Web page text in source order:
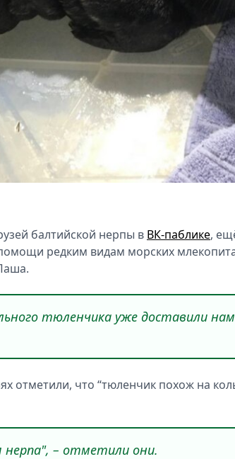
балтийской нерпы в ВК-паблике,
редким видам морских
тюленчика уже доставили
отметили, что “тюленчик похож на
нерпа", – отметили они.